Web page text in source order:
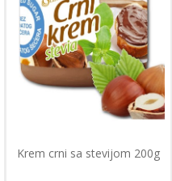
Krem crni sa stevijom 200g